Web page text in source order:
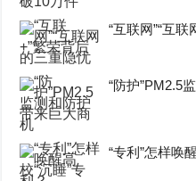
“互联网”“互
“防护”PM2.5
“专利”怎样唤